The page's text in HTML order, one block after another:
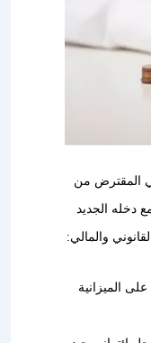
المقترض من
دخله الجديد
والمالي:
الميزانية